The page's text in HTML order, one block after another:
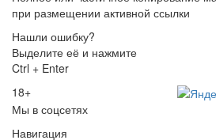
при размещении активной ссылки
Нашли ошибку?
Выделите её и нажмите
Ctrl + Enter
18+
Мы в соцсетях
Навигация